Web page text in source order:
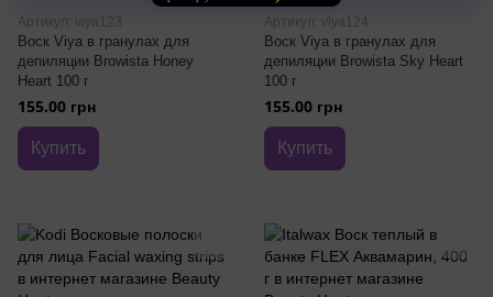
Артикул: viya123
Воск Viya в гранулах для
депиляции Browista Honey
Heart 100 г
155.00 грн
Купить
Артикул: viya124
Воск Viya в гранулах для
депиляции Browista Sky Heart
100 г
155.00 грн
Купить